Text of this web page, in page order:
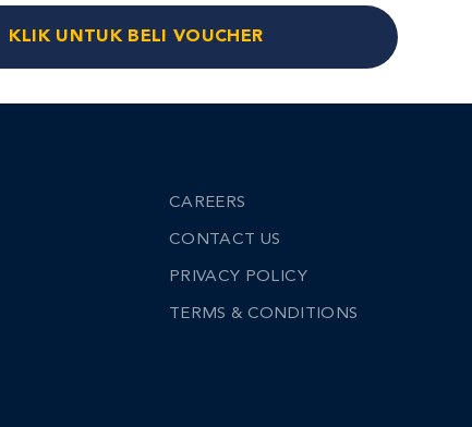
KLIK UNTUK BELI VOUCHER
CAREERS
CONTACT US
PRIVACY POLICY
TERMS & CONDITIONS